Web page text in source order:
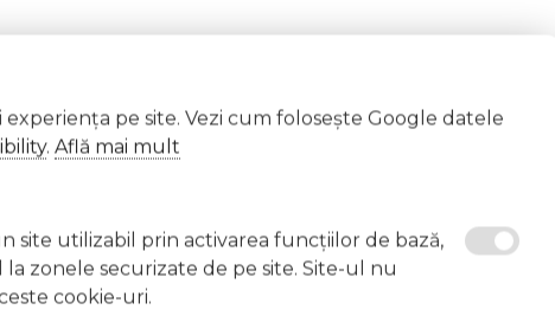
din abundență A nu se lăsa la îndemâna copiilor În
sau fragile Evitați inhalarea vapourilor
un medic Evitați expunerea la surse de căldură
pe site. Vezi cum folosește Google datele
. Află mai mult
site utilizabil prin activarea funcţiilor de bază,
zonele securizate de pe site. Site-ul nu
cookie-uri.